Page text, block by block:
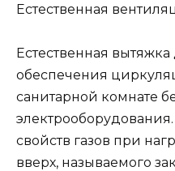
Естественная
Естественная
обеспечения
санитарной комнате
электрооборудования.
свойств газов при
вверх, называемого